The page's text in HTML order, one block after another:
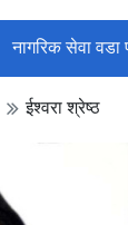
नागरिक सेवा वडा
ईश्वरा श्रेष्ठ